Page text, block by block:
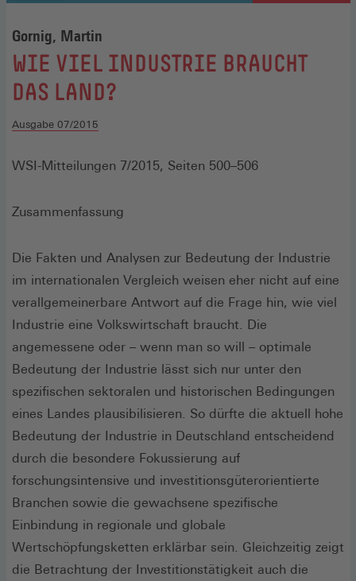
Gornig, Martin
:
WIE VIEL INDUSTRIE BRAUCHT
DAS LAND?
Ausgabe 07/2015
WSI-Mitteilungen 7/2015, Seiten 500–506
Zusammenfassung
Die Fakten und Analysen zur Bedeutung der Industrie
im internationalen Vergleich weisen eher nicht auf eine
verallgemeinerbare Antwort auf die Frage hin, wie viel
Industrie eine Volkswirtschaft braucht. Die
angemessene oder – wenn man so will – optimale
Bedeutung der Industrie lässt sich nur unter den
spezifischen sektoralen und historischen Bedingungen
eines Landes plausibilisieren. So dürfte die aktuell hohe
Bedeutung der Industrie in Deutschland entscheidend
durch die besondere Fokussierung auf
forschungsintensive und investitionsgüterorientierte
Branchen sowie die gewachsene spezifische
Einbindung in regionale und globale
Wertschöpfungsketten erklärbar sein. Gleichzeitig zeigt
die Betrachtung der Investitionstätigkeit auch die